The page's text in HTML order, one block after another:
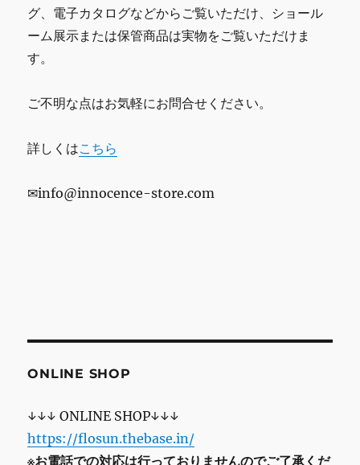
グ、電子カタログなどからご覧いただけ、ショール
ーム展示または保管商品は実物をご覧いただけま
す。
ご不明な点はお気軽にお問合せください。
詳しくはこちら
✉info@innocence-store.com
ONLINE SHOP
↓↓↓ ONLINE SHOP↓↓↓
https://flosun.thebase.in/
※お電話での対応は行っておりませんのでご了承くだ